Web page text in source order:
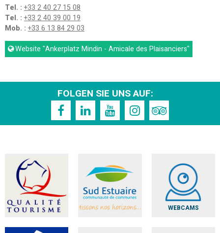
Tel. : +33 2 40 27 15 08
Tel. : +33 2 40 39 00 19
Mob. : +33 6 13 84 29 03
Website "Ankerplatz Mindin - Amicale des Plaisanciers"
FOLGEN SIE UNS AUF:
WEBCAMS